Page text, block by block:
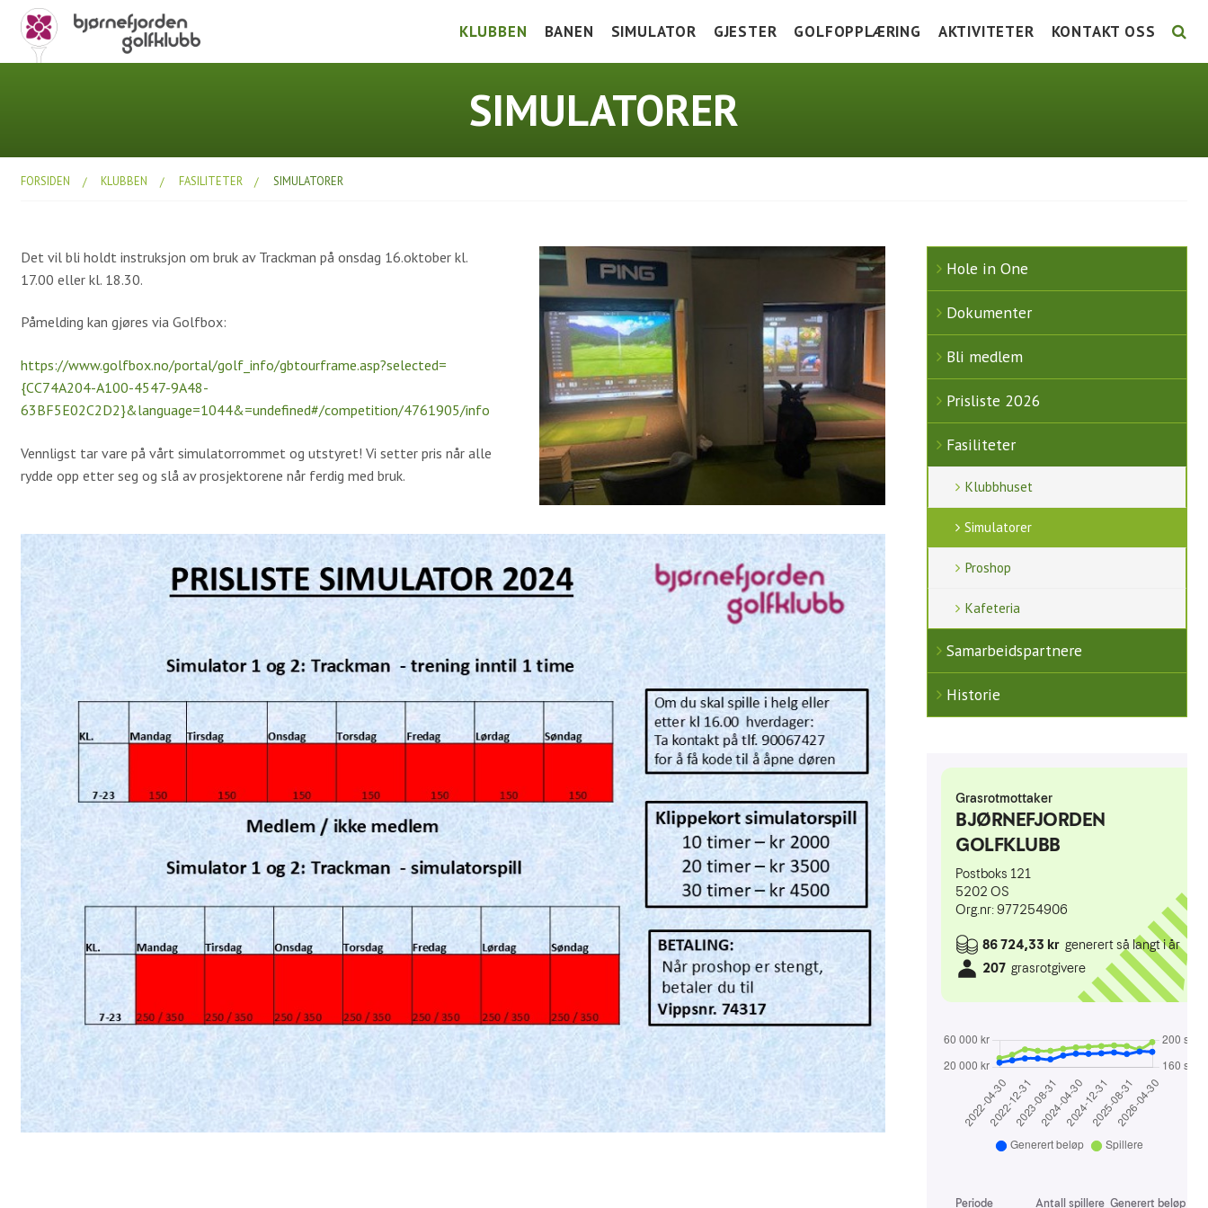
KLUBBEN
DOKUMENTER
BLI MEDLEM
SAMARBEIDSPARTNERE
BANEN
GREEN KEEPERS CORNER
TRENINGSFELT
SIMULATOR GJESTER
GREENFEE
GOLFOPPLÆRING
INSTRUKSJON
AKTIVITETER
GRUPPER
KONTAKT OSS
KOMITÉER / GRUPPER
SIMULATORER
FORSIDEN KLUBBEN FASILITETER SIMULATORER
Det vil bli holdt instruksjon om bruk av Trackman på onsdag 16.oktober kl.
17.00 eller kl. 18.30.
Påmelding kan gjøres via Golfbox:
https://www.golfbox.no/portal/golf_info/gbtourframe.asp?selected=
{CC74A204-A100-4547-9A48-
63BF5E02C2D2}&language=1044&=undefined#/competition/4761905/info
Vennligst tar vare på vårt simulatorrommet og utstyret! Vi setter pris når alle
rydde opp etter seg og slå av prosjektorene når ferdig med bruk.
Hole in One
Dokumenter
Bli medlem
Prisliste 2026
Fasiliteter
Klubbhuset
Simulatorer
Proshop
Kafeteria
Samarbeidspartnere
Historie